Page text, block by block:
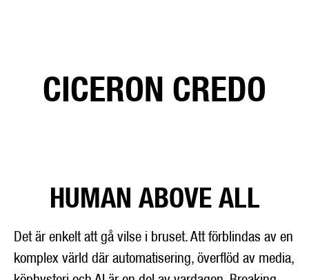
CICERON CREDO
HUMAN ABOVE ALL
Det är enkelt att gå vilse i bruset. Att förblindas av en
komplex värld där automatisering, överflöd av media,